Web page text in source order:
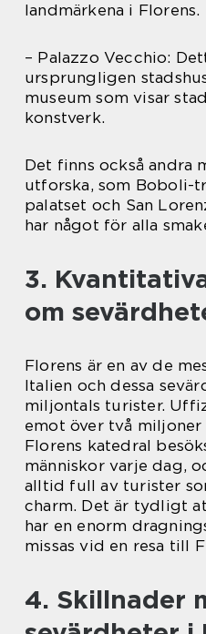
landmärkena i Florens.
– Palazzo Vecchio:
ursprungligen
museum som visar
konstverk.
Det finns också andra
utforska, som Boboli-
palatset och San
har något för alla
3.
om
Florens är en av de
Italien och dessa
miljontals turister.
emot över två miljoner
Florens katedral
människor varje dag,
alltid full av turister
charm. Det är tydligt
har en enorm
missas vid en resa till
4. Skillnader